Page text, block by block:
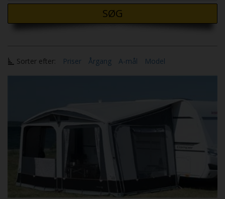
SØG
Sorter efter: Priser Årgang A-mål Model